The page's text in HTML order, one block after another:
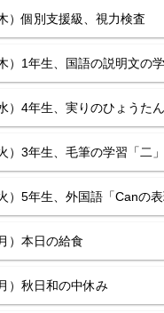
）個別支援級、視力検査
）1年生、国語の説明文の
）4年生、実りのひょうたん
）3年生、毛筆の学習「二」
）5年生、外国語「Canの表
）本日の給食
）秋日和の中休み